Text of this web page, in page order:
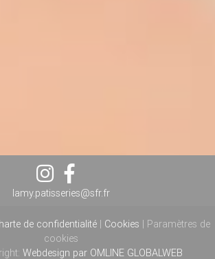
lamy.patisseries@sfr.fr
de confidentialité| Cookies | Paramètres de
cookies
Webdesign par OMLINE GLOBALWEB